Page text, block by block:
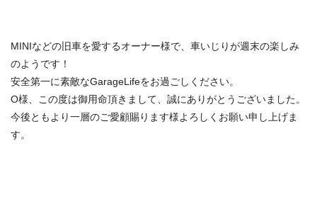
MINIなどの旧車を愛するオーナー様で、車いじりが週末の楽しみ
のようです！
安全第一に素敵なGarageLifeをお過ごしください。
O様、この度は御用命頂きまして、誠にありがとうございました。
今後ともより一層のご愛顧賜ります様よろしくお願い申し上げま
す。